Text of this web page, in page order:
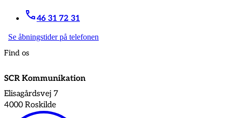
46 31 72 31
Se åbningstider på telefonen
Find os
SCR Kommunikation
Elisagårdsvej 7
4000 Roskilde